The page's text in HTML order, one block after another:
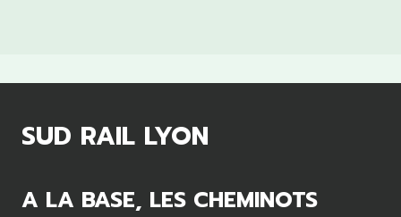
SUD RAIL LYON
A LA BASE, LES CHEMINOTS